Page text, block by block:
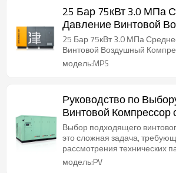
25 Бар 75кВт 3.0 МПа
Давление Винтовой
Компрессор
25 Бар 75кВт 3.0 МПа
Винтовой Воздушный
модель:MPS
Руководство по
Винтовой Компрессор
Частотой VSD
Выбор подходящего
это сложная задача,
рассмотрения технических
модель:PV